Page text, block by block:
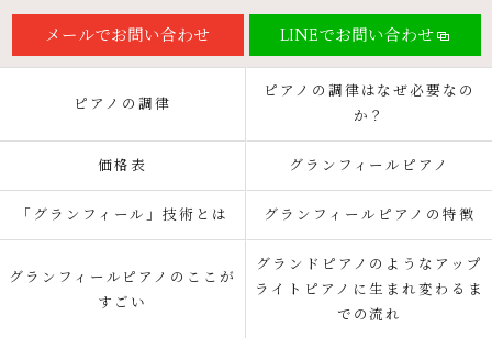
メールでお問い合わせ LINEでお問い合わせ
ピアノの調律
ピアノの調律はなぜ必要なの
か？
価格表 グランフィールピアノ
「グランフィール」技術とは グランフィールピアノの特徴
グランフィールピアノのここが
すごい
グランドピアノのようなアップ
ライトピアノに生まれ変わるま
での流れ